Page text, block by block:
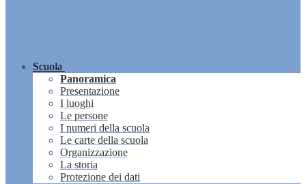
Scuola
Panoramica
Presentazione
I luoghi
Le persone
I numeri della scuola
Le carte della scuola
Organizzazione
La storia
Protezione dei dati